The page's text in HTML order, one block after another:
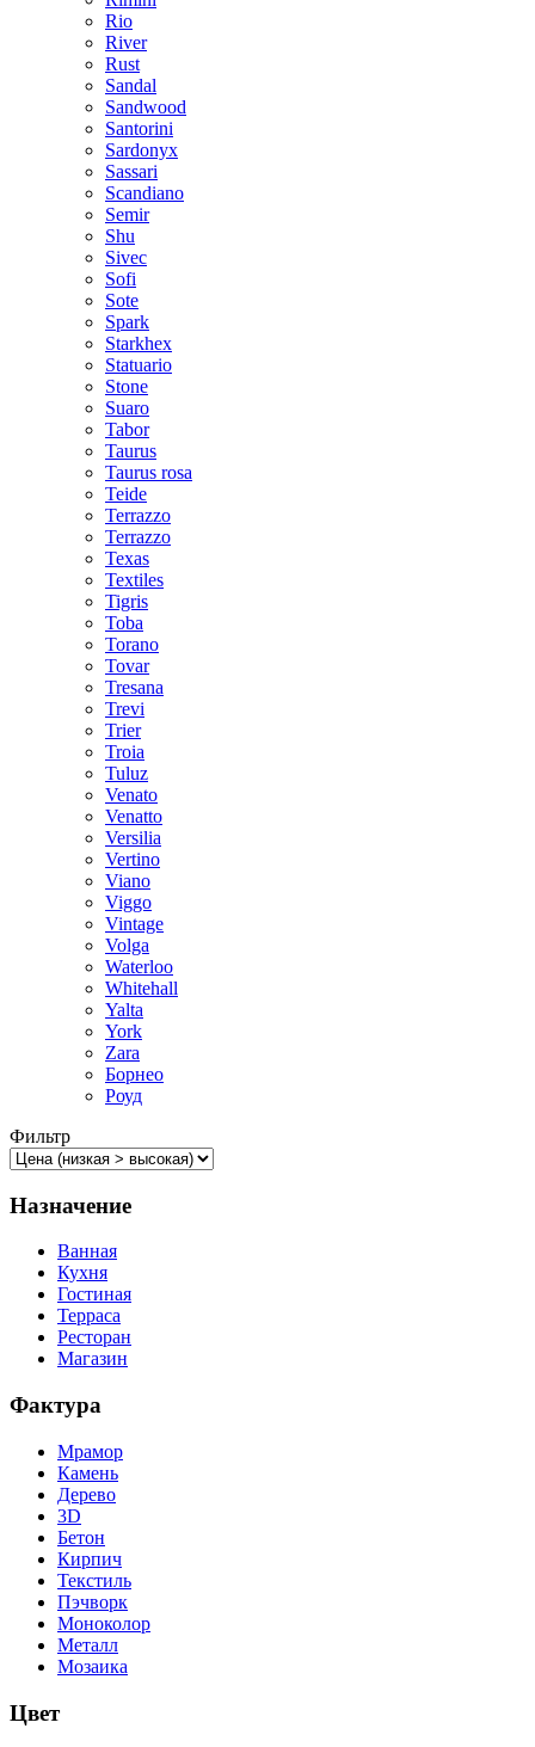
Rio
River
Rust
Sandal
Sandwood
Santorini
Sardonyx
Sassari
Scandiano
Semir
Shu
Sivec
Sofi
Sote
Spark
Starkhex
Statuario
Stone
Suaro
Tabor
Taurus
Taurus rosa
Teide
Terrazzo
Terrazzo
Texas
Textiles
Tigris
Toba
Torano
Tovar
Tresana
Trevi
Trier
Troia
Tuluz
Venato
Venatto
Versilia
Vertino
Viano
Viggo
Vintage
Volga
Waterloo
Whitehall
Yalta
York
Zara
Борнео
Роуд
Фильтр
Назначение
Ванная
Кухня
Гостиная
Терраса
Ресторан
Магазин
Фактура
Мрамор
Камень
Дерево
3D
Бетон
Кирпич
Текстиль
Пэчворк
Моноколор
Металл
Мозаика
Цвет